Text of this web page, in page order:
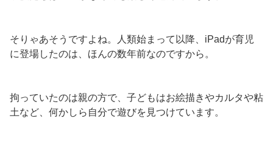
そりゃあそうですよね。人類始まって以降、iPadが育児
に登場したのは、ほんの数年前なのですから。
拘っていたのは親の方で、子どもはお絵描きやカルタや粘
土など、何かしら自分で遊びを見つけています。